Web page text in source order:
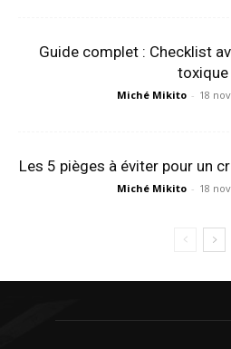
Guide complet : Checklist
toxique
Miché Mikito - 18
Les 5 pièges à éviter pour un
Miché Mikito - 18